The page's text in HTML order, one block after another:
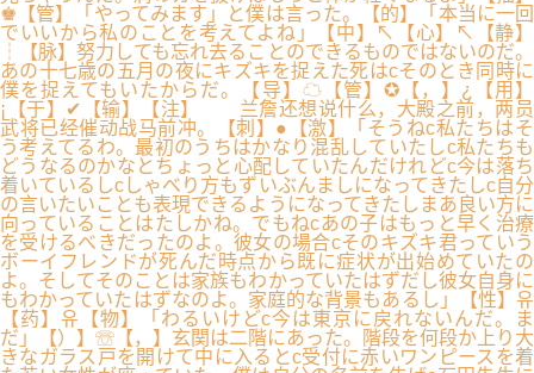
♚【管】「やってみます」と僕は言った。【的】「本当に一回
でいいから私のことを考えてよね」【中】↖【心】↖【静】
┆【脉】努力しても忘れ去ることのできるものではないのだ。
あの十七歳の五月の夜にキズキを捉えた死はcそのとき同時に
僕を捉えてもいたからだ。【导】☁【管】✪【，】¿【用】
¡【于】✔【输】【注】 兰詹还想说什么，大殿之前，两员
武将已经催动战马前冲。【刺】●【激】「そうねc私たちはそ
う考えてるわ。最初のうちはかなり混乱していたしc私たちも
どうなるのかなとちょっと心配していたんだけれどc今は落ち
着いているしcしゃべり方もずいぶんましになってきたしc自分
の言いたいことも表現できるようになってきたしまあ良い方に
向っていることはたしかね。でもねcあの子はもっと早く治療
を受けるべきだったのよ。彼女の場合cそのキズキ君っていう
ボーイフレンドが死んだ時点から既に症状が出始めていたの
よ。そしてそのことは家族もわかっていたはずだし彼女自身に
もわかっていたはずなのよ。家庭的な背景もあるし」【性】유
【药】유【物】「わるいけどc今は東京に戻れないんだ。ま
だ」【）】☏【，】玄関は二階にあった。階段を何段か上り大
きなガラス戸を開けて中に入るとc受付に赤いワンピースを着